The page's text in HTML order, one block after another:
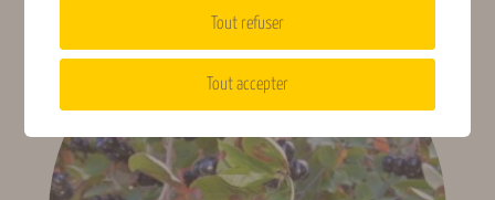
Type de sols Tous type de sols
Type d’agrume Type citron
Tout refuser
Tout accepter